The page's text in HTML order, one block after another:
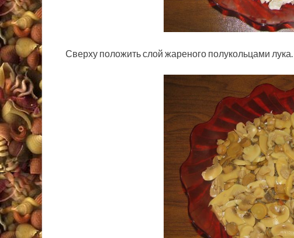
Сверху положить слой жареного полукольцами лука.